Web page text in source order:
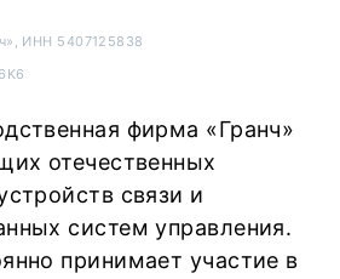
ИНН 5407125838
фирма «Гранч»
отечественных
связи и
систем управления.
принимает участие в